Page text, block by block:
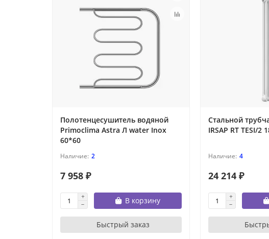
Полотенцесушитель водяной
Primoclima Astra Л water Inox
60*60
2
7 958 ₽
В корзину
Быстрый заказ
Стальной
IRSAP RT TESI/2
4
24 214 ₽